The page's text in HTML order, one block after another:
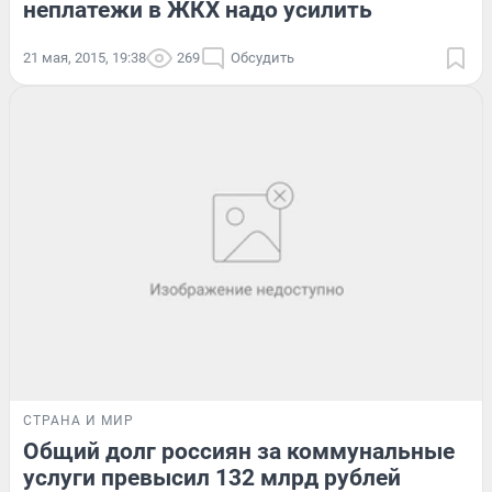
неплатежи в ЖКХ надо усилить
21 мая, 2015, 19:38 269 Обсудить
СТРАНА И МИР
Общий долг россиян за коммунальные
услуги превысил 132 млрд рублей